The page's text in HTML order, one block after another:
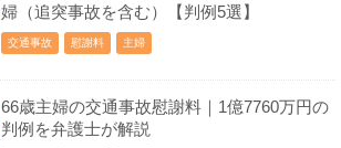
婦（追突事故を含む）【判例5選】
交通事故 慰謝料 主婦
66歳主婦の交通事故慰謝料｜1億7760万円の
判例を弁護士が解説